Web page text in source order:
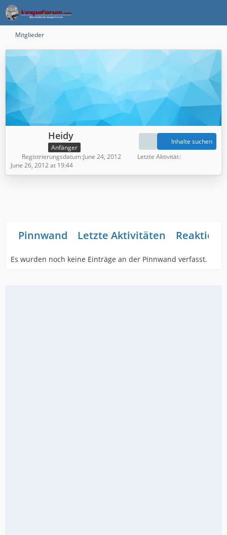
Mitglieder
Heidy
Anfänger
Inhalte suchen
Registrierungsdatum June 24, 2012
Letzte Aktivität
June 26, 2012 at 19:44
Pinnwand Letzte Aktivitäten
Es wurden noch keine Einträge an der Pinnwand verfasst.